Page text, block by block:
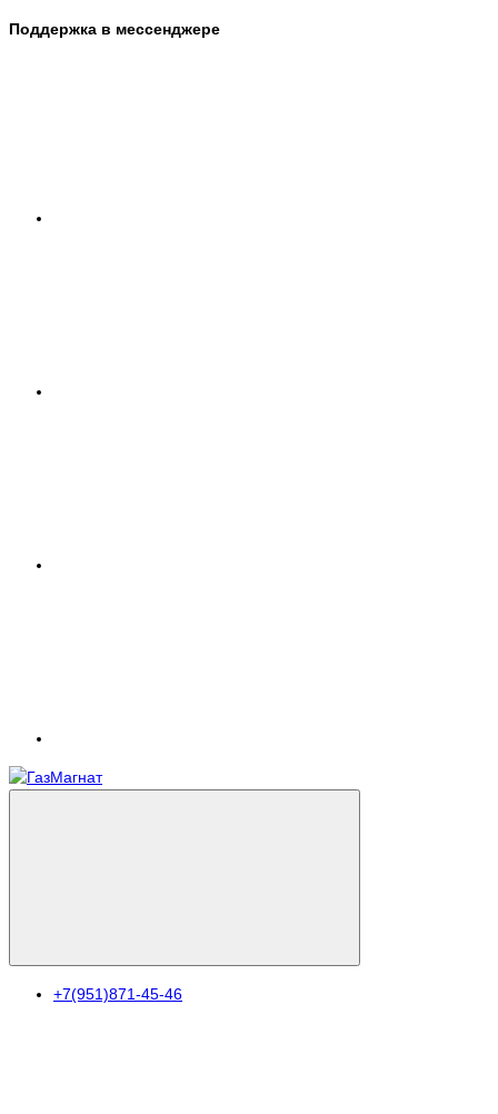
Поддержка в мессенджере
+7(951)871-45-46